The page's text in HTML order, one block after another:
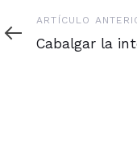
Artículo
anterior
ARTÍCULO
Cabalgar la